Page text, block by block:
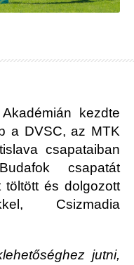
kezdte
a DVSC, az MTK
csapataiban
csapatát
töltött és dolgozott
Csizmadia
jutni,